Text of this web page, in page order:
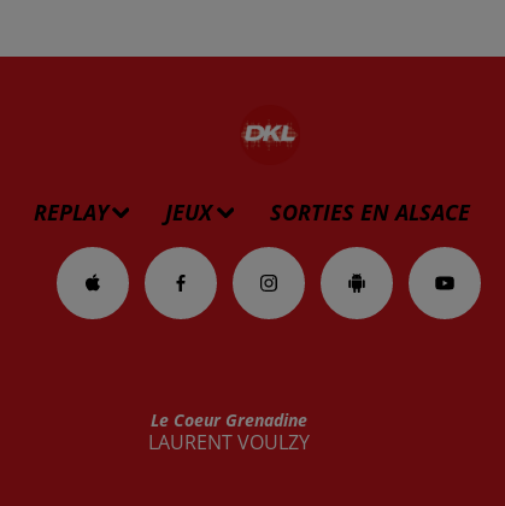
REPLAY JEUX SORTIES EN ALSACE
Le Coeur Grenadine
LAURENT VOULZY